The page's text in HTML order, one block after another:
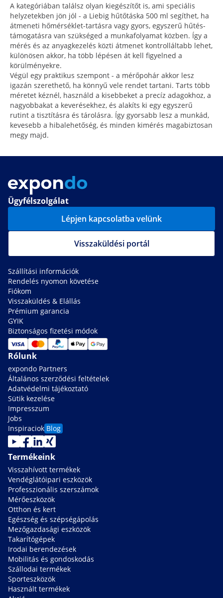
A kategóriában találsz olyan kiegészítőt is, ami speciális
helyzetekben jön jól - a Liebig hűtőtáska 500 ml segíthet, ha
átmeneti hőmérséklet-tartásra vagy gyors, egyszerű hűtés-
támogatásra van szükséged a munkafolyamat közben. Így a
mérés és az anyagkezelés közti átmenet kontrolláltabb lehet,
különösen akkor, ha több lépésen át kell figyelned a
körülményekre.
Végül egy praktikus szempont - a mérőpohár akkor lesz
igazán szerethető, ha könnyű vele rendet tartani. Tarts több
méretet kéznél, használd a kisebbeket a precíz adagokhoz, a
nagyobbakat a keverésekhez, és alakíts ki egy egyszerű
rutint a tisztításra és tárolásra. Így gyorsabb lesz a munkád,
kevesebb a hibalehetőség, és minden kimérés magabiztosan
megy majd.
Ügyfélszolgálat
Lépjen kapcsolatba velünk
Visszaküldési portál
Szállítási információk
Rendelés nyomon követése
Fiókom
Visszaküldés & Elállás
Prémium garancia
GYIK
Biztonságos fizetési módok
Rólunk
expondo Partners
Általános szerződési feltételek
Adatvédelmi tájékoztató
Sütik kezelése
Impresszum
Jobs
Inspiraciok Blog
Termékeink
Visszahívott termékek
Vendéglátóipari eszközök
Professzionális szerszámok
Mérőeszközök
Otthon és kert
Egészség és szépségápolás
Mezőgazdasági eszközök
Takarítógépek
Irodai berendezések
Mobilitás és gondoskodás
Szállodai termékek
Sporteszközök
Használt termékek